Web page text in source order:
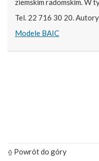
ziemskim radomskim. W
Tel. 22 716 30 20.
Modele BAIC
Powrót do góry